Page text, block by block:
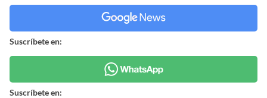
Suscríbete en:
Suscríbete en: